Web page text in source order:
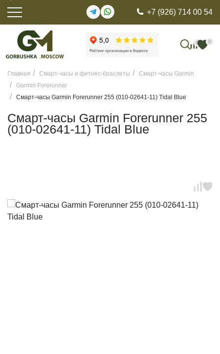
+7 (926) 714 00 54
0 0
Главная Смарт-часы и фитнес-браслеты
Смарт-часы Garmin
Garmin Forerunner
Смарт-часы Garmin Forerunner 255 (010-02641-11) Tidal Blue
Смарт-часы Garmin Forerunner 255
(010-02641-11) Tidal Blue